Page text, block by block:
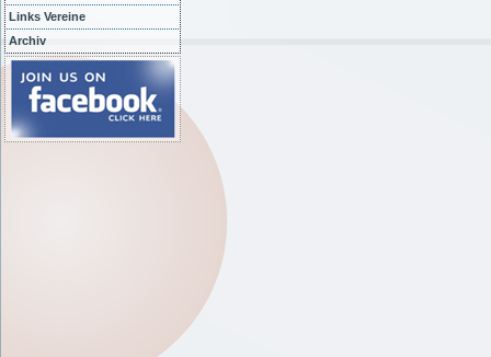
Links Vereine
Archiv